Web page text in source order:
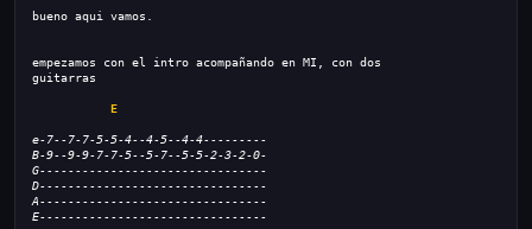
bueno aqui vamos.
empezamos con el intro acompañando en MI, con dos
guitarras
E
e-7--7-7-5-5-4--4-5--4-4---------
B-9--9-9-7-7-5--5-7--5-5-2-3-2-0-
G--------------------------------
D--------------------------------
A--------------------------------
E--------------------------------